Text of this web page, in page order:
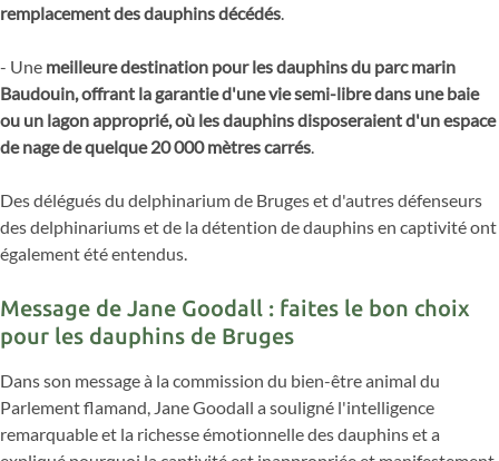
remplacement des dauphins décédés
- Une meilleure destination pour les dauphins du parc marin
Baudouin, offrant la garantie d'une vie semi-libre dans une baie
ou un lagon approprié, où les dauphins disposeraient d'un espace
de nage de quelque 20 000 mètres carrés
Des délégués du delphinarium de Bruges et d'autres défenseurs
des delphinariums et de la détention de dauphins en captivité ont
également été entendus.
Message de Jane Goodall : faites le bon choix
pour les dauphins de Bruges
Dans son message à la commission du bien-être animal du
Parlement flamand, Jane Goodall a souligné l'intelligence
remarquable et la richesse émotionnelle des dauphins et a